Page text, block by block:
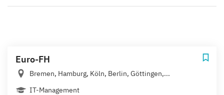
Euro-FH
Bremen, Hamburg, Köln, Berlin, Göttingen,...
IT-Management